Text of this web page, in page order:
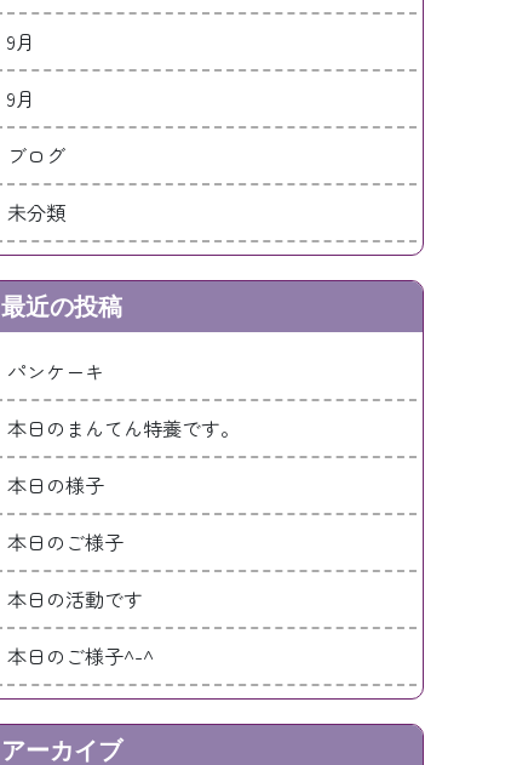
9月
9月
ブログ
未分類
最近の投稿
パンケーキ
本日のまんてん特養です。
本日の様子
本日のご様子
本日の活動です
本日のご様子^-^
アーカイブ